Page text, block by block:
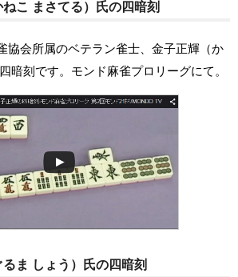
こ まさてる）氏の四暗刻
協会所属のベテラン雀士、金子正輝（か
暗刻です。モンド麻雀プロリーグにて。
ま しょう）氏の四暗刻